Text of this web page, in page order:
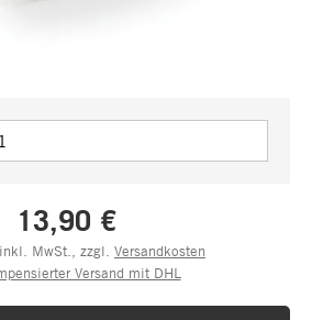
13,90 €
MwSt., zzgl. Versandkosten
Versand mit DHL